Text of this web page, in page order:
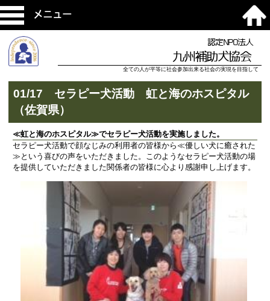
メニュー
認定NPO法人
九州補助犬協会
全ての人が平等に社会参加出来る社会の実現を目指して
01/17 セラピー犬活動 虹と海のホスピタル
（佐賀県）
≪虹と海のホスピタル≫でセラピー犬活動を実施しました。
セラピー犬活動で顔なじみの利用者の皆様から≪優しい犬に癒された
≫という喜びの声をいただきました。このようなセラピー犬活動の場
を提供していただきました関係者の皆様に心より感謝申し上げます。